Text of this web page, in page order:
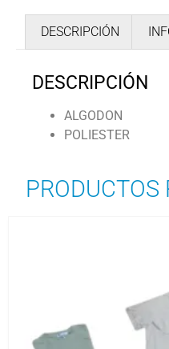
DESCRIPCIÓN
DESCRIPCIÓN
ALGODON
POLIESTER
PRODUCTOS